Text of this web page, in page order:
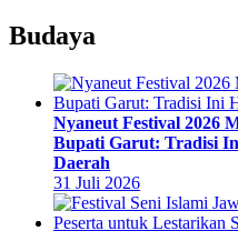
Budaya
Nyaneut Festival 2026
Bupati Garut: Tradisi
Daerah
31 Juli 2026